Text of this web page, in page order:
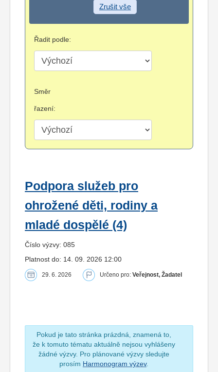
Zrušit vše
Řadit podle:
Směr
řazení:
Podpora služeb pro
ohrožené děti, rodiny a
mladé dospělé (4)
Číslo výzvy: 085
Platnost do: 14. 09. 2026 12:00
29. 6. 2026 Určeno pro: Veřejnost, Žadatel
Pokud je tato stránka prázdná, znamená to,
že k tomuto tématu aktuálně nejsou vyhlášeny
žádné výzvy. Pro plánované výzvy sledujte
prosím Harmonogram výzev.